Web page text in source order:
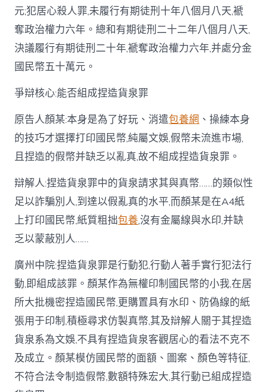
元;犯居心殺人罪,未履行有期徒刑十年八個月八天,褫
奪政治權力六年。總和有期徒刑二十二年八個月八天,
決議履行有期徒刑二十年,褫奪政治權力六年,并處分金
國民幣五十萬元。
爭辯核心:能否組成捏造貨泉罪
原告人顏某:本身是為了好玩、消遣包養網 、操練本身
的技巧才選擇打印國民幣,純屬文娛,假幣未流進市場,
且捏造的假幣并缺乏以亂真,故不組成捏造貨泉罪。
辯解人:捏造貨泉罪中的貨泉請求其與真幣……的類似性
足以詐騙別人,到達以假亂真的水平,而顏某是在A4紙
上打印國民幣,紙質粗拙包養,沒有金屬線與水印,并缺
乏以蒙蔽別人……
廣州中院:捏造貨泉罪是行動犯,行動人著手實行犯法行
動,即組成該罪。顏某作為無權印制國民幣的小我,在居
所大批機密捏造國民幣,更購置具有水印、防偽線的紙
張用于印制,積極尋求仿製真幣,其及辯解人關于其捏造
貨泉系為文娛,不具有捏造貨泉客觀居心的看法不克不
及成立。顏某模仿國民幣的面額、圖案、顏色等特征,
不符合法令制造假幣,數額特殊宏大,其行動已組成捏造